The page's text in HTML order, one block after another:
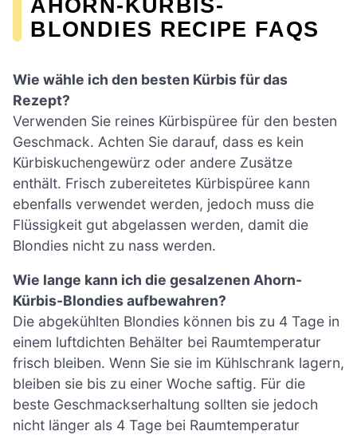
BLONDIES RECIPE FAQS
Wie wähle ich den besten Kürbis für das
Rezept?
Verwenden Sie reines Kürbispüree für den besten
Geschmack. Achten Sie darauf, dass es kein
Kürbiskuchengewürz oder andere Zusätze
enthält. Frisch zubereitetes Kürbispüree kann
ebenfalls verwendet werden, jedoch muss die
Flüssigkeit gut abgelassen werden, damit die
Blondies nicht zu nass werden.
Wie lange kann ich die gesalzenen Ahorn-
Kürbis-Blondies aufbewahren?
Die abgekühlten Blondies können bis zu 4 Tage in
einem luftdichten Behälter bei Raumtemperatur
frisch bleiben. Wenn Sie sie im Kühlschrank lagern,
bleiben sie bis zu einer Woche saftig. Für die
beste Geschmackserhaltung sollten sie jedoch
nicht länger als 4 Tage bei Raumtemperatur